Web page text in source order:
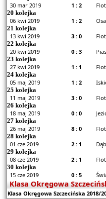
30 mar 2019
1 : 2
20 kolejka
06 kwi 2019
1 : 2
21 kolejka
13 kwi 2019
3 : 0
22 kolejka
20 kwi 2019
0 : 3
23 kolejka
27 kwi 2019
1 : 1
24 kolejka
05 maj 2019
1 : 2
25 kolejka
11 maj 2019
3 : 0
26 kolejka
18 maj 2019
0 : 0
27 kolejka
26 maj 2019
8 : 0
28 kolejka
01 cze 2019
2 : 1
29 kolejka
08 cze 2019
2 : 1
30 kolejka
15 cze 2019
0 : 5
Klasa Okręgowa
Klasa Okręgowa Szczecińska 2018/